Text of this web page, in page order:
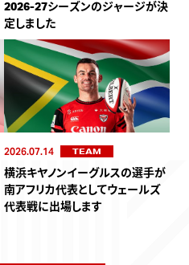
2026-27シーズンのジャージが決
定しました
2026.07.14 TEAM
横浜キヤノンイーグルスの選手が
南アフリカ代表としてウェールズ
代表戦に出場します